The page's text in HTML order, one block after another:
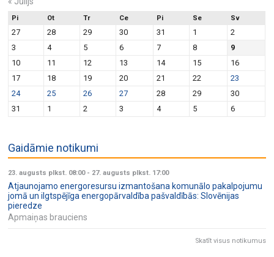
Pi Ot Tr Ce Pi Se Sv
27 28 29 30 31 1
2
3
4 5 6 7 8
9
10
11 12 13 14 15
16
17
18 19 20 21 22
23
24
25 26 27 28 29
30
31
1 2 3 4 5 6
Gaidāmie notikumi
23. augusts plkst. 08:00- 27. augusts plkst. 17:00
Atjaunojamo energoresursu izmantošana komunālo pakalpojumu
jomā un ilgtspējīga energopārvaldība pašvaldībās: Slovēnijas
pieredze
Apmaiņas brauciens
Skatīt visus notikumus